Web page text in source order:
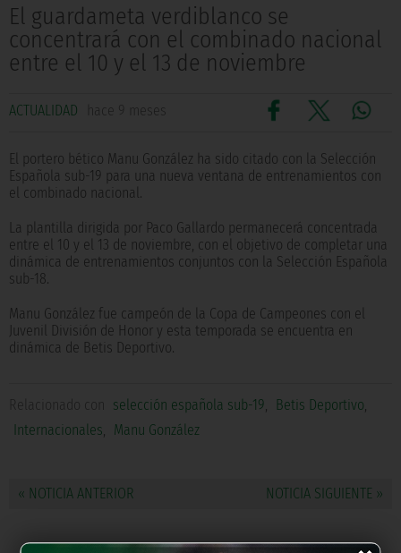
El guardameta verdiblanco se
concentrará con el combinado nacional
entre el 10 y el 13 de noviembre
ACTUALIDAD hace 9 meses
El portero bético Manu González ha sido citado con la Selección
Española sub-19 para una nueva ventana de entrenamientos con
el combinado nacional.
La plantilla dirigida por Paco Gallardo permanecerá concentrada
entre el 10 y el 13 de noviembre, con el objetivo de completar una
dinámica de entrenamientos conjuntos con la Selección Española
sub-18.
Manu González fue campeón de la Copa de Campeones con el
Juvenil División de Honor y esta temporada se encuentra en
dinámica de Betis Deportivo.
Relacionado con selección española sub-19, Betis Deportivo,
Internacionales, Manu González
« NOTICIA ANTERIOR NOTICIA SIGUIENTE »